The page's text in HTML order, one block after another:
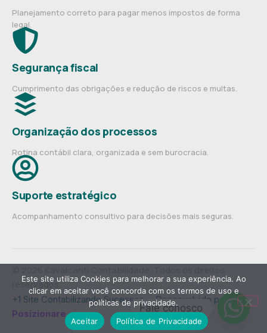
Planejamento correto para pagar menos impostos de forma
legal.
Segurança fiscal
Cumprimento das obrigações e redução de riscos e multas.
Organização dos processos
Rotina contábil clara, organizada e sem burocracia.
Suporte estratégico
Acompanhamento consultivo para decisões mais seguras.
reservados.
+1 Site Contabilizando Sucessos— Desenvolvido por
Posizionare.
Este site utiliza Cookies para melhorar a sua experiência. Ao
clicar em aceitar você concorda com os termos de uso e
políticas de privacidade.
Aceitar
Política de Privacidade
Fale conosco